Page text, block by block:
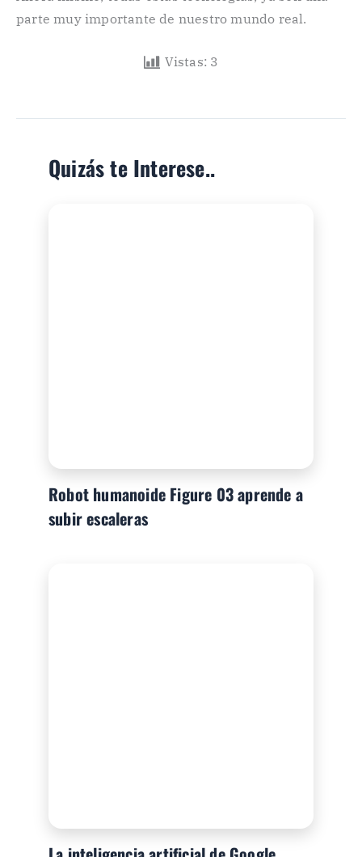
parte muy importante de nuestro mundo real.
Vistas: 3
Quizás te Interese..
Robot humanoide Figure 03 aprende a
subir escaleras